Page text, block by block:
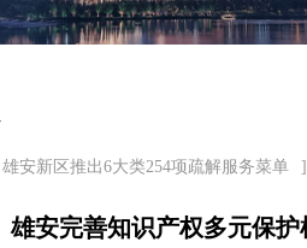
雄安新区推出6大类254项疏解服务菜单 ]
雄安完善知识产权多元保护